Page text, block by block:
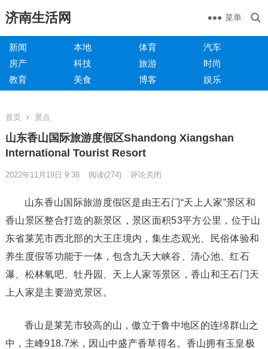
济南生活网 菜单
新闻 本地 体育
汽车
房产
科技 旅游
时尚
教育
美食 博客 娱乐
首页 景点
山东香山国际旅游度假区Shandong Xiangshan
International Tourist Resort
2022年11月19日 9:38 阅读(274) 评论关闭
山东香山国际旅游度假区是由王石门“天上人家”景区和
香山景区整合打造的新景区，景区面积53平方公里，位于山
东省莱芜市西北部的大王庄境内，集生态观光、民俗体验和
养生度假等功能于一体，包含九天大峡谷、清心池、红石
瀑、松林氧吧、牡丹园、天上人家等景区，香山和王石门天
上人家是主要游览景区。
香山是莱芜市较高的山，傲立于鲁中地区的连绵群山之
中，主峰918.7米，因山中盛产香草得名。香山拥有玉皇极